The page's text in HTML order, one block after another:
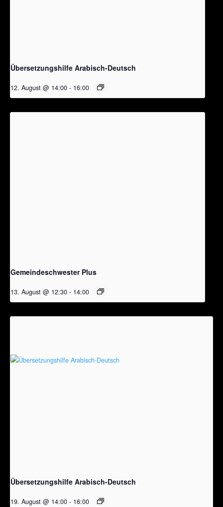
Übersetzungshilfe Arabisch-Deutsch
12. August @ 14:00 - 16:00
Gemeindeschwester Plus
13. August @ 12:30 - 14:00
Übersetzungshilfe Arabisch-Deutsch
19. August @ 14:00 - 16:00